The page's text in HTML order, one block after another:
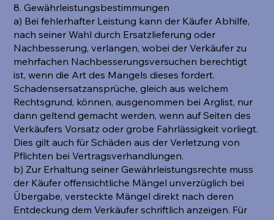
8. Gewährleistungsbestimmungen
a) Bei fehlerhafter Leistung kann der Käufer Abhilfe,
nach seiner Wahl durch Ersatzlieferung oder
Nachbesserung, verlangen, wobei der Verkäufer zu
mehrfachen Nachbesserungsversuchen berechtigt
ist, wenn die Art des Mangels dieses fordert.
Schadensersatzansprüche, gleich aus welchem
Rechtsgrund, können, ausgenommen bei Arglist, nur
dann geltend gemacht werden, wenn auf Seiten des
Verkäufers Vorsatz oder grobe Fahrlässigkeit vorliegt.
Dies gilt auch für Schäden aus der Verletzung von
Pflichten bei Vertragsverhandlungen.
b) Zur Erhaltung seiner Gewährleistungsrechte muss
der Käufer offensichtliche Mängel unverzüglich bei
Übergabe, versteckte Mängel direkt nach deren
Entdeckung dem Verkäufer schriftlich anzeigen. Für